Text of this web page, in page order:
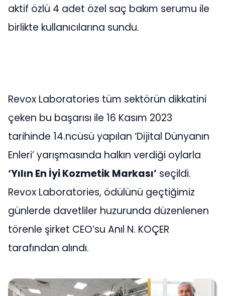
aktif özlü 4 adet özel saç bakım serumu ile
birlikte kullanıcılarına sundu.
Revox Laboratories tüm sektörün dikkatini
çeken bu başarısı ile 16 Kasım 2023
tarihinde 14.ncüsü yapılan ‘Dijital Dünyanın
Enleri’ yarışmasında halkın verdiği oylarla
‘Yılın En İyi Kozmetik Markası’ seçildi.
Revox Laboratories, ödülünü geçtiğimiz
günlerde davetliler huzurunda düzenlenen
törenle şirket CEO’su Anıl N. KOÇER
tarafından alındı.